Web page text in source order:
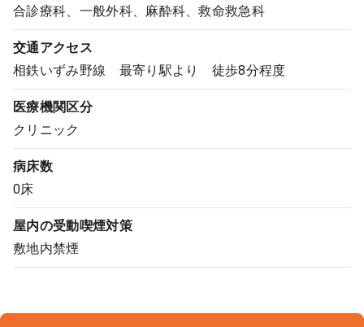
受付時間 9:00 ～ 18:00（平日）
0120-337-613
クリニック開業
お問合せ
採用をお考えの医療機関の方
合診療科、一般外科、麻酔科、救命救急科
交通アクセス
相鉄いずみ野線 最寄り駅より 徒歩8分程度
医療機関区分
クリニック
病床数
0床
屋内の受動喫煙対策
敷地内禁煙